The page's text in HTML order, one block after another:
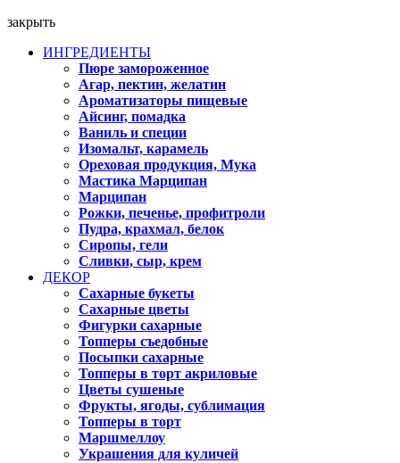
закрыть
ИНГРЕДИЕНТЫ
Пюре замороженное
Агар, пектин, желатин
Ароматизаторы пищевые
Айсинг, помадка
Ваниль и специи
Изомальт, карамель
Ореховая продукция, Мука
Мастика Марципан
Марципан
Рожки, печенье, профитроли
Пудра, крахмал, белок
Сиропы, гели
Сливки, сыр, крем
ДЕКОР
Сахарные букеты
Сахарные цветы
Фигурки сахарные
Топперы съедобные
Посыпки сахарные
Топперы в торт акриловые
Цветы сушеные
Фрукты, ягоды, сублимация
Топперы в торт
Маршмеллоу
Украшения для куличей